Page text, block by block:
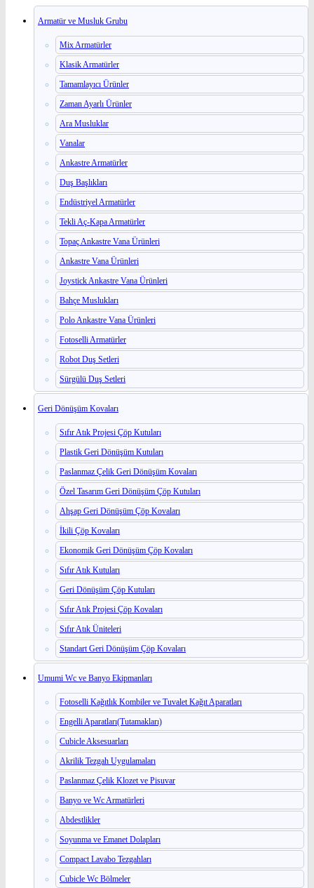
Armatür ve Musluk Grubu
Mix Armatürler
Klasik Armatürler
Tamamlayıcı Ürünler
Zaman Ayarlı Ürünler
Ara Musluklar
Vanalar
Ankastre Armatürler
Duş Başlıkları
Endüstriyel Armatürler
Tekli Aç-Kapa Armatürler
Topaç Ankastre Vana Ürünleri
Ankastre Vana Ürünleri
Joystick Ankastre Vana Ürünleri
Bahçe Muslukları
Polo Ankastre Vana Ürünleri
Fotoselli Armatürler
Robot Duş Setleri
Sürgülü Duş Setleri
Geri Dönüşüm Kovaları
Sıfır Atık Projesi Çöp Kutuları
Plastik Geri Dönüşüm Kutuları
Paslanmaz Çelik Geri Dönüşüm Kovaları
Özel Tasarım Geri Dönüşüm Çöp Kutuları
Ahşap Geri Dönüşüm Çöp Kovaları
İkili Çöp Kovaları
Ekonomik Geri Dönüşüm Çöp Kovaları
Sıfır Atık Kutuları
Geri Dönüşüm Çöp Kutuları
Sıfır Atık Projesi Çöp Kovaları
Sıfır Atık Üniteleri
Standart Geri Dönüşüm Çöp Kovaları
Umumi Wc ve Banyo Ekipmanları
Fotoselli Kağıtlık Kombiler ve Tuvalet Kağıt Aparatları
Engelli Aparatları(Tutamakları)
Cubicle Aksesuarları
Akrilik Tezgah Uygulamaları
Paslanmaz Çelik Klozet ve Pisuvar
Banyo ve Wc Armatürleri
Abdestlikler
Soyunma ve Emanet Dolapları
Compact Lavabo Tezgahları
Cubicle Wc Bölmeler